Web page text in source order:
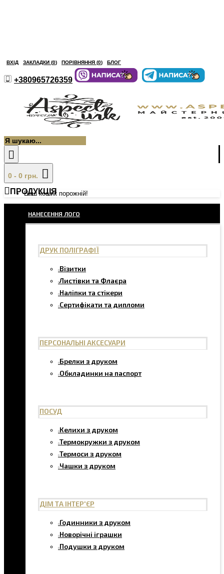
ВХІД ЗАКЛАДКИ (0) ПОРІВНЯННЯ (0) БЛОГ
+380965726359
0 - 0 грн.
Ваш кошик порожній!
ПРОДУКЦІЯ
НАНЕСЕННЯ ЛОГО
ДРУК ПОЛІГРАФІЇ
Візитки
Листівки та Флаєра
Наліпки та стікери
Сертифікати та дипломи
ПЕРСОНАЛЬНІ АКСЕСУАРИ
Брелки з друком
Обкладинки на паспорт
ПОСУД
Келихи з друком
Термокружки з друком
Термоси з друком
Чашки з друком
ДІМ ТА ІНТЕР'ЄР
Годинники з друком
Новорічні іграшки
Подушки з друком